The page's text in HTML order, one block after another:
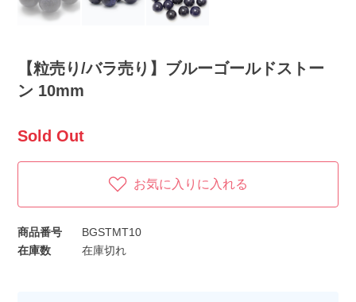
【粒売り/バラ売り】ブルーゴールドストー
ン 10mm
Sold Out
お気に入りに入れる
商品番号
BGSTMT10
在庫数
在庫切れ